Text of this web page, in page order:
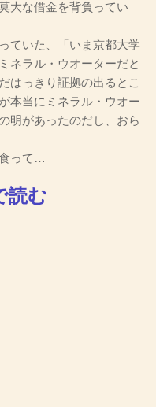
大な借金を背負ってい
ていた、「いま京都大学
ネラル・ウオーターだと
はっきり証拠の出るとこ
本当にミネラル・ウオー
明があったのだし、おら
って…
読む